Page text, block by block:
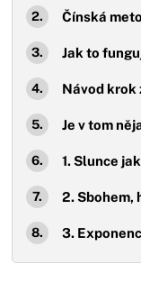
Čínská
Jak to
Návod krok
Je v tom
1. Slunce
2. Sbohem,
3.